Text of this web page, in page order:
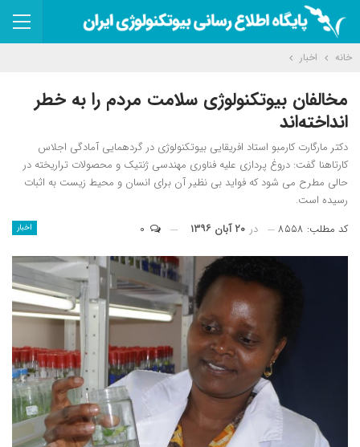
خانه اخبار
مخالفان بیوتکنولوژی سلامت مردم را به خطر
انداخته‌اند
دکتر مارگارت کارمبو استاد افریقایی بیوتکنولوژی در گردهمایی آمادگی اجلاس
کارتاهنا گفت: دروغ پردازی علیه فناوری مهندسی ژنتیک و محصولات تراریخته در
حالی مطرح می شود که فواید بی نظیر آن برای انسان و محیط زیست به اثبات
رسیده است.
اخبار کد مطلب: ۸۵۵۸ در ۲۰ آبان ۱۳۹۶